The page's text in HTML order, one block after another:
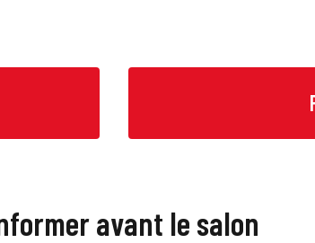
avant le salon